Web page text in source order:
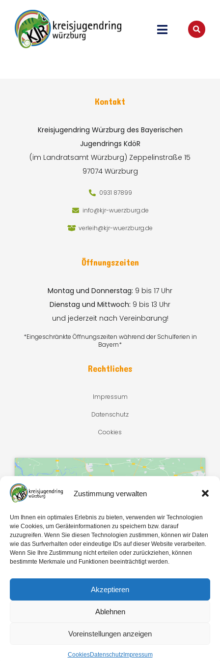
Zustimmung verwalten
Um Ihnen ein optimales Erlebnis zu bieten, verwenden wir Technologien
wie Cookies, um Geräteinformationen zu speichern bzw. darauf
zuzugreifen. Wenn Sie diesen Technologien zustimmen, können wir Daten
wie das Surfverhalten oder eindeutige IDs auf dieser Website verarbeiten.
Wenn Sie Ihre Zustimmung nicht erteilen oder zurückziehen, können
bestimmte Merkmale und Funktionen beeinträchtigt werden.
Akzeptieren
Ablehnen
Voreinstellungen anzeigen
CookiesDatenschutzImpressum
Kontakt
Kreisjugendring Würzburg des Bayerischen
Jugendrings KdöR
(im Landratsamt Würzburg) Zeppelinstraße 15
97074 Würzburg
0931 87899
info@kjr-wuerzburg.de
verleih@kjr-wuerzburg.de
Öffnungszeiten
Montag und Donnerstag: 9 bis 17 Uhr
Dienstag und Mittwoch: 9 bis 13 Uhr
und jederzeit nach Vereinbarung!
*Eingeschränkte Öffnungszeiten während der Schulferien in
Bayern*
Rechtliches
Impressum
Datenschutz
Cookies
Klicke hier, um Marketing-Cookies zu
akzeptieren und diesen Inhalt zu
aktivieren
Copyright © 2026